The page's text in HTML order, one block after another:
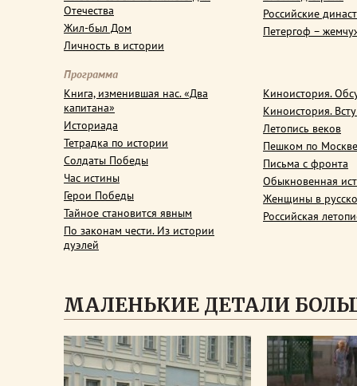
Отечества
Жил-был Дом
Личность в истории
Российские
Петергоф –
Программа
Книга, изменившая нас. «Два
капитана»
Историада
Тетрадка по истории
Солдаты Победы
Час истины
Герои Победы
Тайное становится явным
По законам чести. Из истории
дуэлей
Киноистория.
Киноистория.
Летопись веков
Пешком по Москве
Письма с фронта
Обыкновенная
Женщины в
Российская
МАЛЕНЬКИЕ ДЕТАЛИ